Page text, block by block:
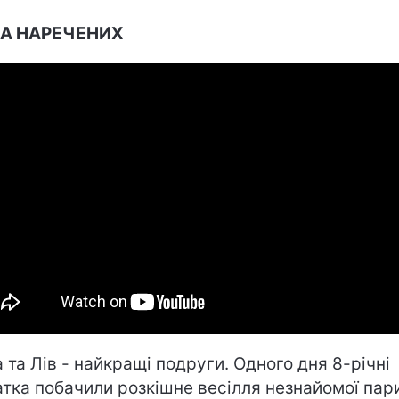
НАРЕЧЕНИХ
Лів - найкращі подруги. Одного дня 8-річні
побачили розкішне весілля незнайомої